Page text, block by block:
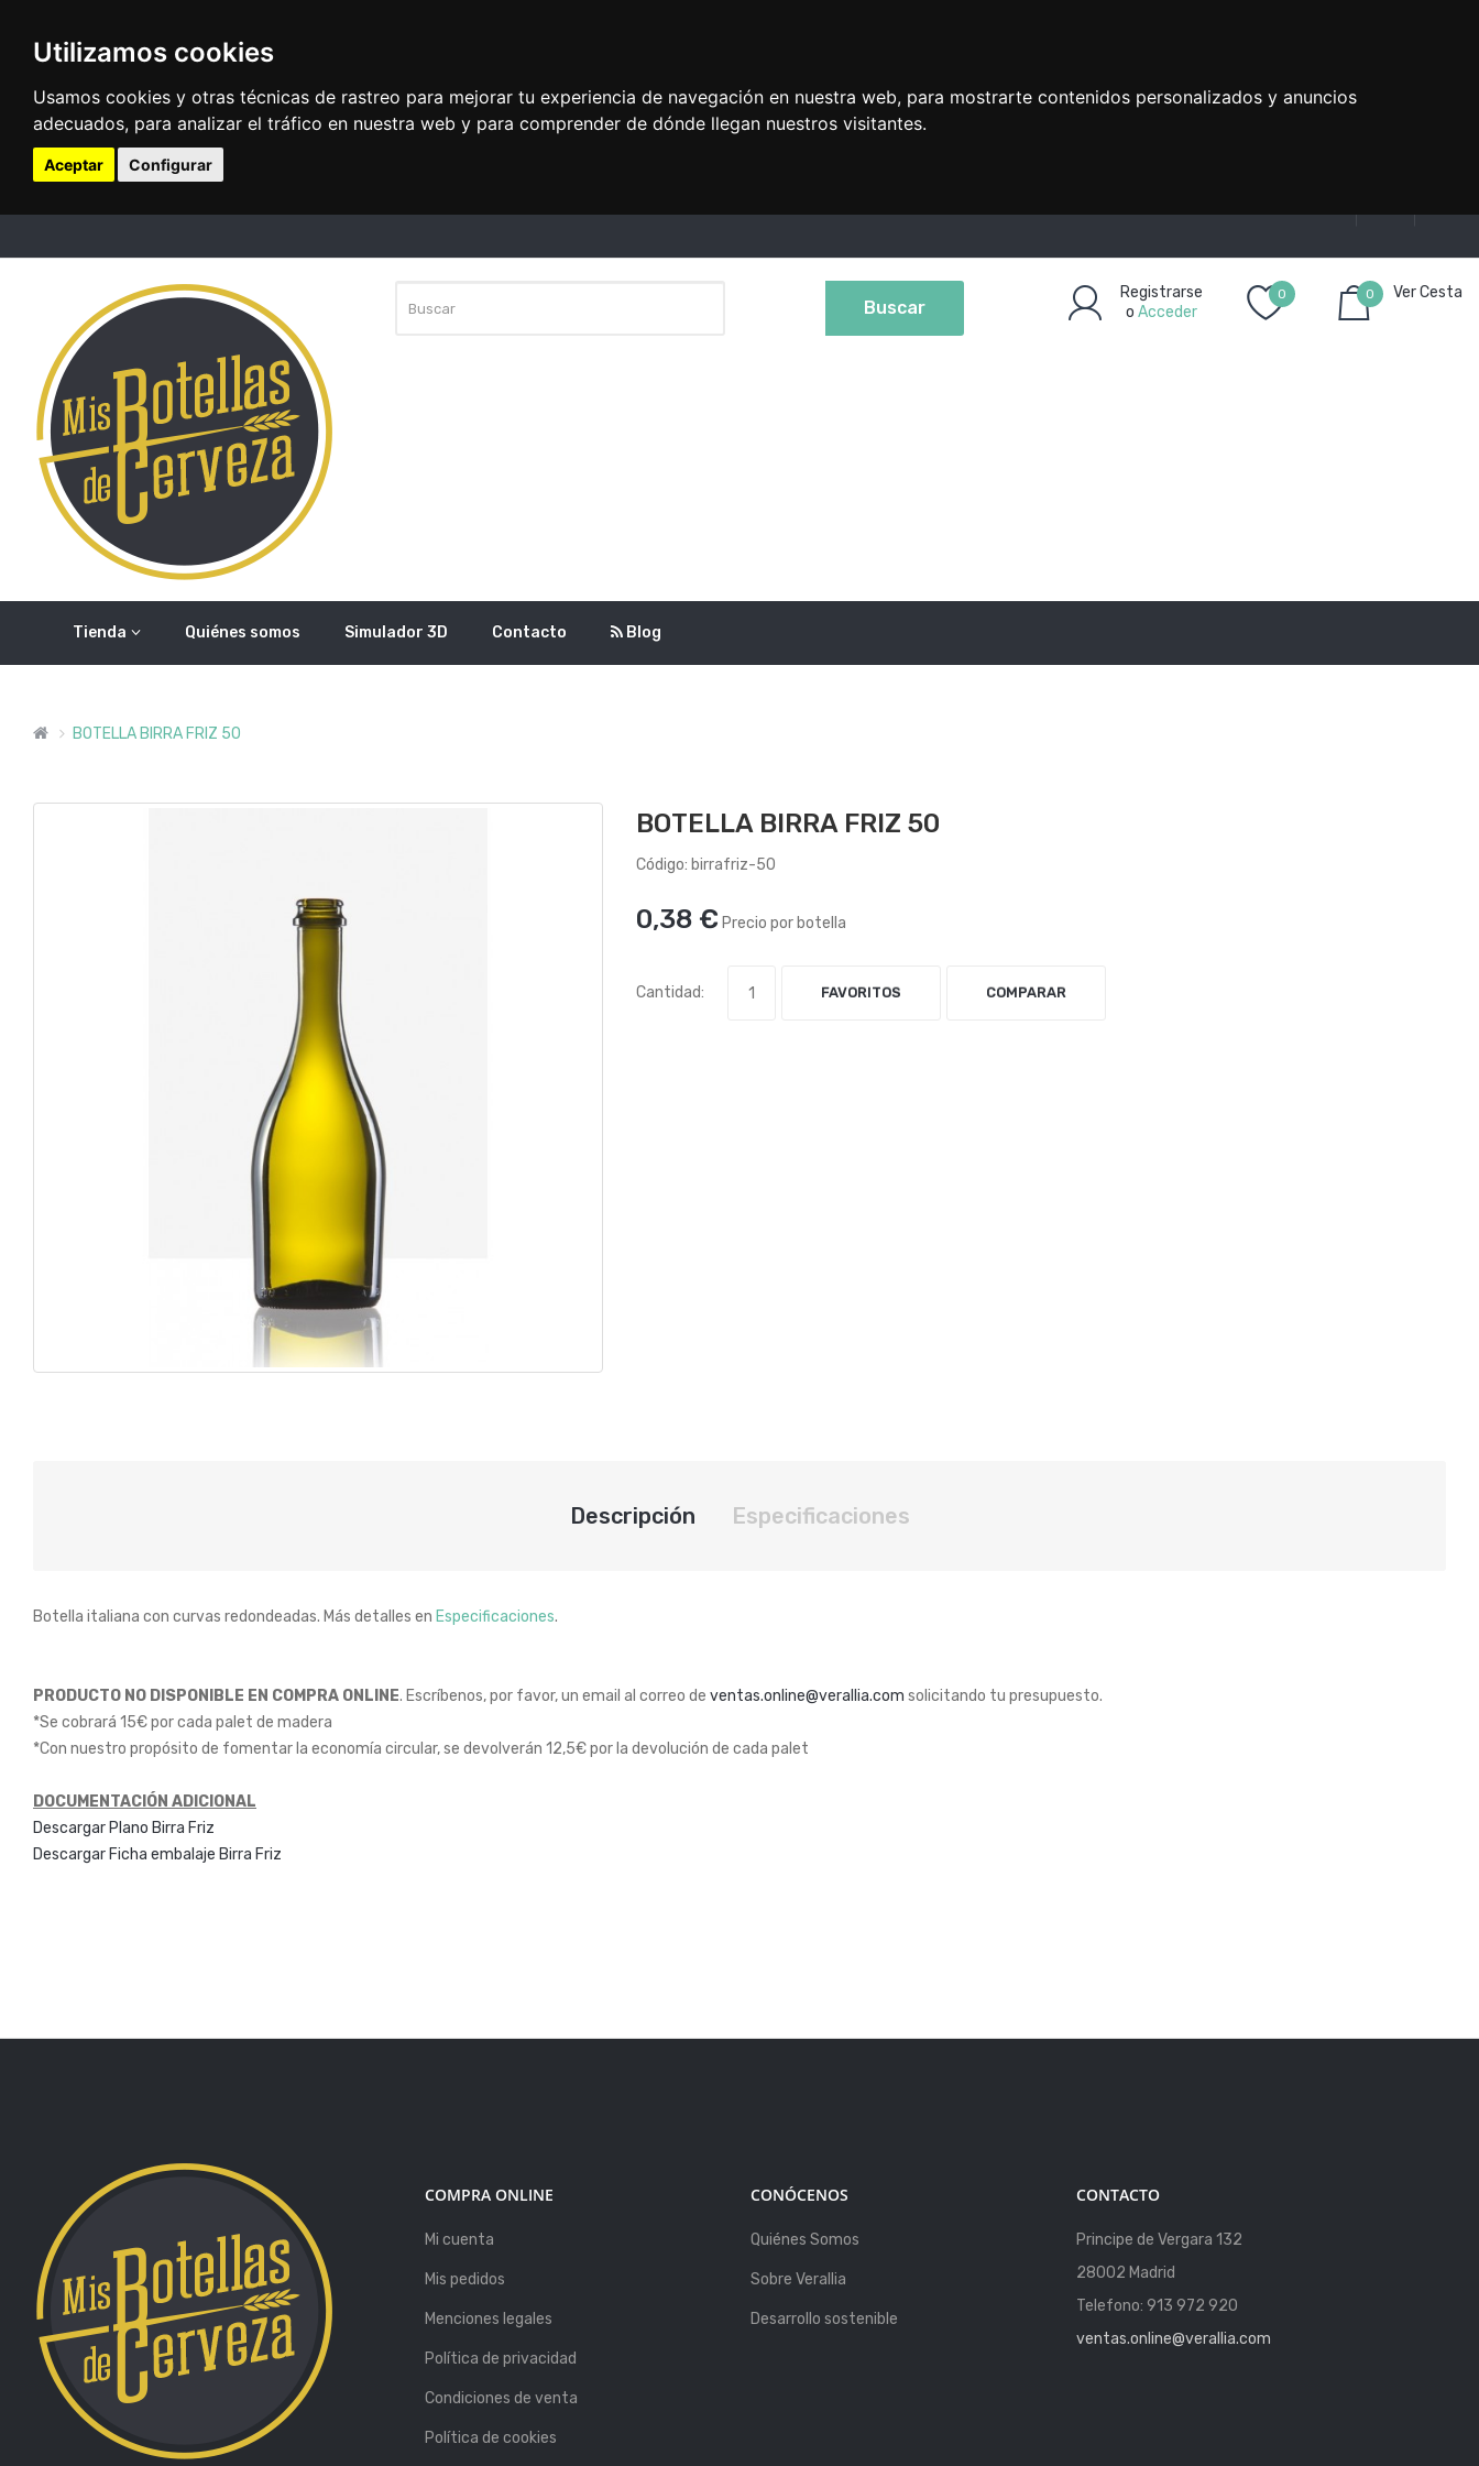
Utilizamos cookies
Usamos cookies y otras técnicas de rastreo para mejorar tu experiencia de navegación en nuestra web, para mostrarte contenidos personalizados y anuncios
adecuados, para analizar el tráfico en nuestra web y para comprender de dónde llegan nuestros visitantes.
Aceptar Configurar
Buscar
Registrarse
o Acceder
0
0
Artículo(s)
Ver Cesta
Tienda Quiénes somos Simulador 3D Contacto Blog
BOTELLA BIRRA FRIZ 50
BOTELLA BIRRA FRIZ 50
Código: birrafriz-50
0,38 € Precio por botella
Cantidad: FAVORITOS COMPARAR
Descripción Especificaciones
Botella italiana con curvas redondeadas. Más detalles en Especificaciones.
PRODUCTO NO DISPONIBLE EN COMPRA ONLINE. Escríbenos, por favor, un email al correo de ventas.online@verallia.com solicitando tu presupuesto.
*Se cobrará 15€ por cada palet de madera
*Con nuestro propósito de fomentar la economía circular, se devolverán 12,5€ por la devolución de cada palet
DOCUMENTACIÓN ADICIONAL
Descargar Plano Birra Friz
Descargar Ficha embalaje Birra Friz
COMPRA ONLINE
Mi cuenta
Mis pedidos
Menciones legales
Política de privacidad
Condiciones de venta
Política de cookies
CONÓCENOS
Quiénes Somos
Sobre Verallia
Desarrollo sostenible
CONTACTO
Principe de Vergara 132
28002 Madrid
Telefono: 913 972 920
ventas.online@verallia.com